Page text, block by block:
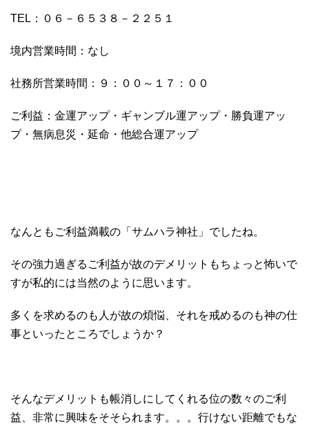
TEL：０６－６５３８－２２５１
境内営業時間：なし
社務所営業時間：９：００～１７：００
ご利益：金運アップ・ギャンブル運アップ・勝負運アッ
プ・無病息災・延命・他総合運アップ
なんともご利益満載の「サムハラ神社」でしたね。
その強力過ぎるご利益が故のデメリットもちょっと怖いで
すが私的には当然のように思います。
多くを求めるのも人が故の煩悩、それを戒めるのも神の仕
事といったところでしょうか？
そんなデメリットも帳消しにしてくれる位の数々のご利
益、非常に興味をそそられます。。。行けない距離でもな